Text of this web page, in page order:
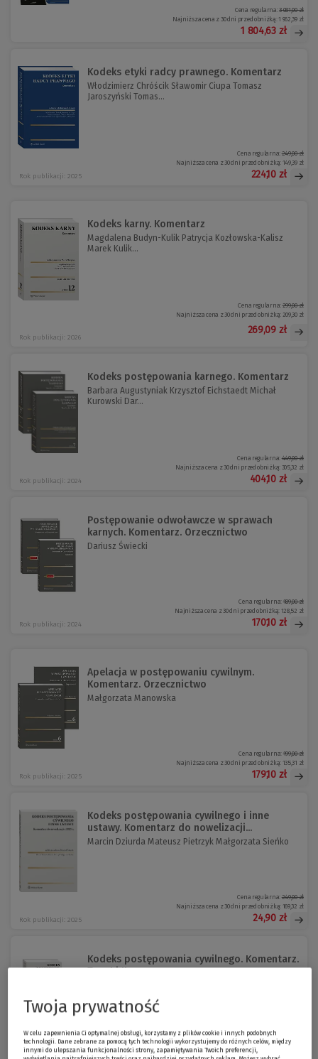
Cena regularna:3 081,00 zł
Najniższa cena z 30 dni przed obniżką:1 962,39 zł
1 804,63 zł
Kodeks etyki radcy prawnego. Komentarz
Włodzimierz Chróścik Sławomir Ciupa Tomasz
Jaroszyński Tomas...
Rok publikacji: 2025
Cena regularna:249,00 zł
Najniższa cena z 30 dni przed obniżką: 149,39 zł
224,10 zł
Kodeks karny. Komentarz
Magdalena Budyn-Kulik Patrycja Kozłowska-Kalisz
Marek Kulik...
Rok publikacji: 2026
Cena regularna:299,00 zł
Najniższa cena z 30 dni przed obniżką: 209,30 zł
269,09 zł
Kodeks postępowania karnego. Komentarz
Barbara Augustyniak Krzysztof Eichstaedt Michał
Kurowski Dar...
Rok publikacji: 2024
Cena regularna:449,00 zł
Najniższa cena z 30 dni przed obniżką: 305,32 zł
404,10 zł
Postępowanie odwoławcze w sprawach
karnych. Komentarz. Orzecznictwo
Dariusz Świecki
Rok publikacji: 2024
Cena regularna:189,00 zł
Najniższa cena z 30 dni przed obniżką: 128,52 zł
170,10 zł
Apelacja w postępowaniu cywilnym.
Komentarz. Orzecznictwo
Małgorzata Manowska
Rok publikacji: 2025
Cena regularna:199,00 zł
Najniższa cena z 30 dni przed obniżką: 135,31 zł
179,10 zł
Kodeks postępowania cywilnego i inne
ustawy. Komentarz do nowelizacji...
Marcin Dziurda Mateusz Pietrzyk Małgorzata Sieńko
Rok publikacji: 2025
Cena regularna:249,00 zł
Najniższa cena z 30 dni przed obniżką: 169,32 zł
24,90 zł
Kodeks postępowania cywilnego. Komentarz.
Tom I i II
Cena regularna:429,00 zł
Najniższa cena z 30 dni przed obniżką:
Twoja prywatność
W celu zapewnienia Ci optymalnej obsługi, korzystamy z plików cookie i innych podobnych
technologii. Dane zebrane za pomocą tych technologii wykorzystujemy do różnych celów, między
innymi do ulepszania funkcjonalności strony, zapamiętywania Twoich preferencji,